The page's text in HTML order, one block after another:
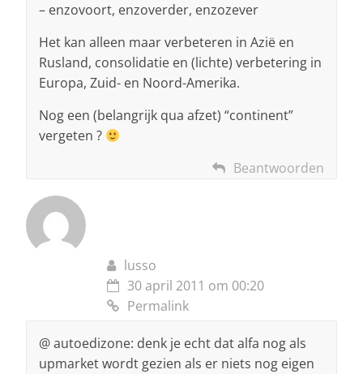
– enzovoort, enzoverder, enzozever
Het kan alleen maar verbeteren in Azië en
Rusland, consolidatie en (lichte) verbetering in
Europa, Zuid- en Noord-Amerika.
Nog een (belangrijk qua afzet) “continent”
vergeten ?
Beantwoorden
lusso
30 april 2011 om 00:20
Permalink
@ autoedizone: denk je echt dat alfa nog als
upmarket wordt gezien als er niets nog eigen